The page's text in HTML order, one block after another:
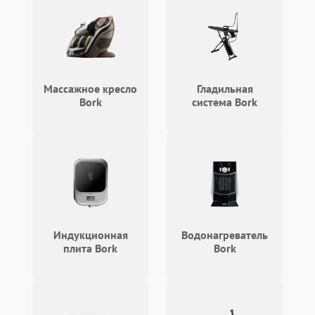
от замыкания
Подробнее →
Повреждение системы
Подробнее →
Массажное кресло
Bork
Гладильная
система Bork
Индукционная
плита Bork
Водонагреватель
Bork